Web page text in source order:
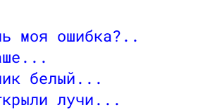
моя ошибка?..
белый...
лучи...